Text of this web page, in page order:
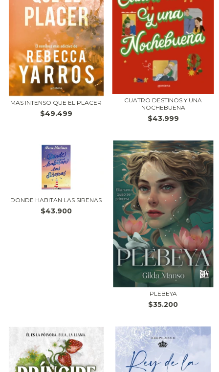
MAS INTENSO QUE EL PLACER
$49.499
CUATRO DESTINOS Y UNA
NOCHEBUENA
$43.999
DONDE HABITAN LAS SIRENAS
$43.900
PLEBEYA
$35.200